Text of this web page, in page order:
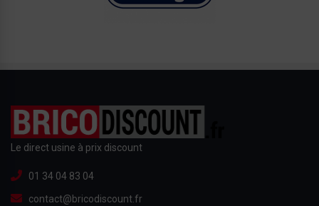
Le direct usine à prix discount
01 34 04 83 04
contact@bricodiscount.fr